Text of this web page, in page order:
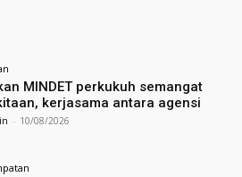
MINDET perkukuh semangat
kerjasama antara agensi
- 10/08/2026